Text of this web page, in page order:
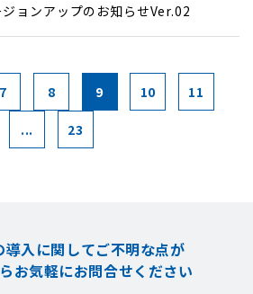
ョンアップのお知らせVer.02
7 8 9 10 11
... 23
導入に関してご不明な点が
お気軽にお問合せください